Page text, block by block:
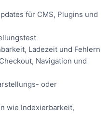
für CMS, Plugins und
Ladezeit und Fehlern
Navigation und
oder
wie Indexierbarkeit,